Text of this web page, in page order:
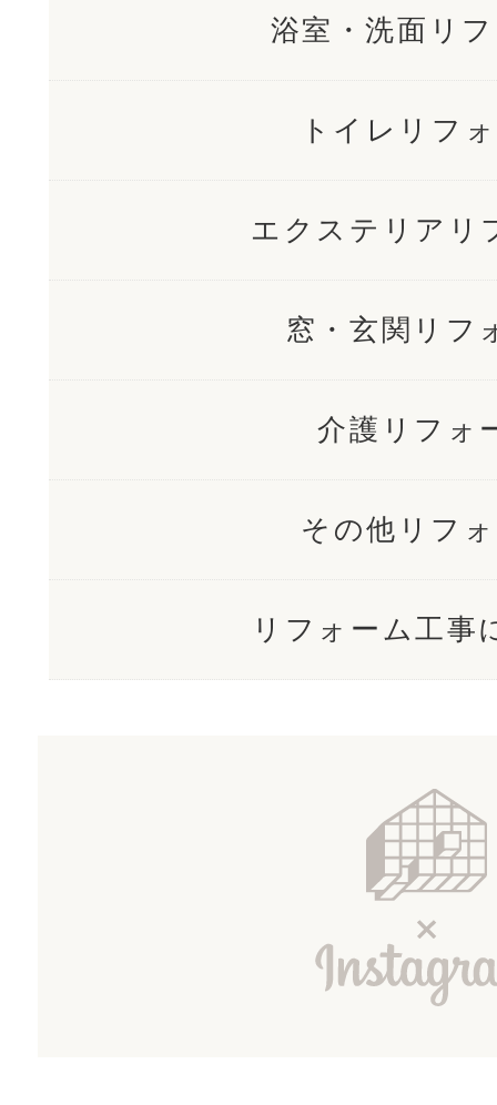
浴室・洗面リ
トイレリフ
エクステリアリ
窓・玄関リフ
介護リフォ
その他リフ
リフォーム工事